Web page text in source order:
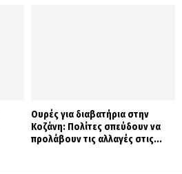
Ουρές για διαβατήρια στην
Κοζάνη: Πολίτες σπεύδουν να
προλάβουν τις αλλαγές στις...